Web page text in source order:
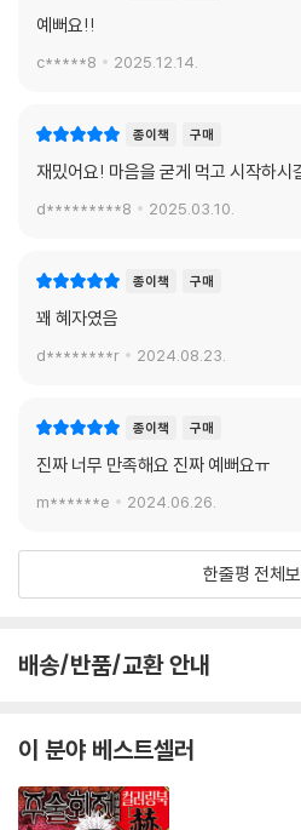
예뻐요!!
c*****8 2025.12.14.
종이책 구매
재밌어요! 마음을 굳게 먹고 시작하시
d*********8 2025.03.10.
종이책 구매
꽤 혜자였음
d********r 2024.08.23.
종이책 구매
진짜 너무 만족해요 진짜 예뻐요ㅠ
m******e 2024.06.26.
한줄평 전체
배송/반품/교환 안내
이 분야 베스트셀러